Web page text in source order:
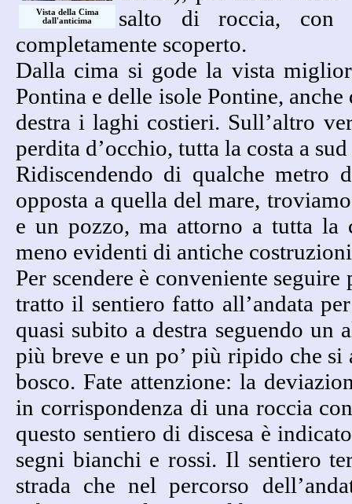
Vista della Cima
dall'anticima
salto di roccia, con
completamente scoperto.
Dalla cima si gode la vista
Pontina e delle isole Pontine, anche
destra i laghi costieri. Sull’altro
perdita d’occhio, tutta la costa a
Ridiscendendo di qualche metro
opposta a quella del mare,
e un pozzo, ma attorno a tutta
meno evidenti di antiche
Per scendere è conveniente seguire
tratto il sentiero fatto all’andata
quasi subito a destra seguendo un
più breve e un po’ più ripido che si
bosco. Fate attenzione: la
in corrispondenza di una roccia
questo sentiero di discesa è
segni bianchi e rossi. Il sentiero
strada che nel percorso